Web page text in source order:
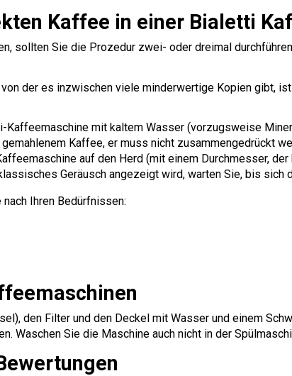
Kaffee in einer Bialetti
sollten Sie die Prozedur zwei- oder dreimal
der es inzwischen viele minderwertige Kopien gibt,
Kaffeemaschine mit kaltem Wasser (vorzugsweise
Kaffee, er muss nicht zusammengedrückt
auf den Herd (mit einem Durchmesser,
Geräusch angezeigt wird, warten Sie, bis sich
Ihren Bedürfnissen:
den Filter und den Deckel mit Wasser und einem
Waschen Sie die Maschine auch nicht in der